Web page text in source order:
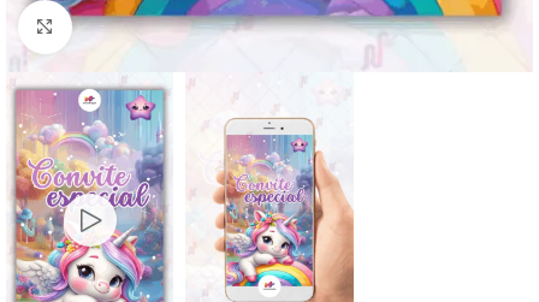
Clique para ampliar